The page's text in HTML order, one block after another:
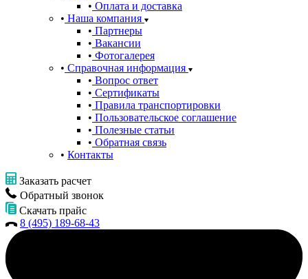
Оплата и доставка
Наша компания
Партнеры
Вакансии
Фотогалерея
Справочная информация
Вопрос ответ
Сертификаты
Правила транспортировки
Пользовательское соглашение
Полезные статьи
Обратная связь
Контакты
Заказать расчет
Обратный звонок
Скачать прайс
8 (495) 189-68-43